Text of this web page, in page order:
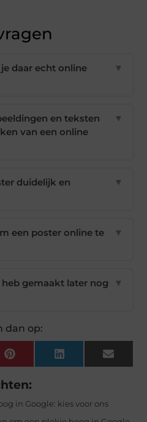
daar echt online
▼
en teksten
van een online
▼
duidelijk en
▼
een poster online te
▼
gemaakt later nog
▼
dan op:
Pinterest LinkedIn Email
in Google: kies voor ons